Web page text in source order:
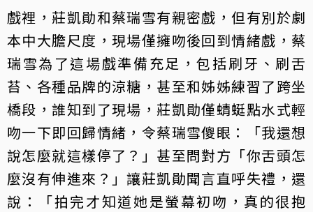
戲裡，莊凱勛和蔡瑞雪有親密戲，但有別於劇
本中大膽尺度，現場僅擁吻後回到情緒戲，蔡
瑞雪為了這場戲準備充足，包括刷牙、刷舌
苔、各種品牌的涼糖，甚至和姊姊練習了跨坐
橋段，誰知到了現場，莊凱勛僅蜻蜓點水式輕
吻一下即回歸情緒，令蔡瑞雪傻眼：「我還想
說怎麼就這樣停了？」甚至問對方「你舌頭怎
麼沒有伸進來？」讓莊凱勛聞言直呼失禮，還
說：「拍完才知道她是螢幕初吻，真的很抱